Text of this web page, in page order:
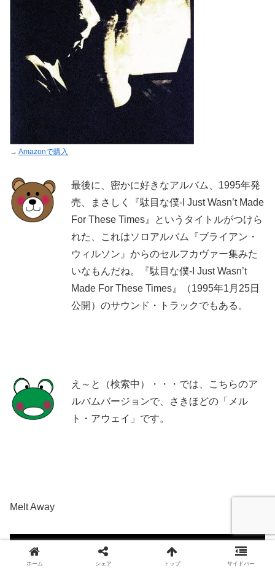
→ Amazonで購入
最後に、密かに好きなアルバム、1995年発
売、まさしく『駄目な僕-I Just Wasn’t Made
For These Times』というタイトルがつけら
れた、これはソロアルバム『ブライアン・
ウィルソン』からのセルフカヴァー集みた
いなもんだね。『駄目な僕-I Just Wasn’t
Made For These Times』（1995年1月25日
公開）のサウンド・トラックでもある。
え～と（検索中）・・・では、こちらのア
ルバムバージョンで、さきほどの「メル
ト・アウェイ」です。
Melt Away
ホーム シェア トップ サイドバー